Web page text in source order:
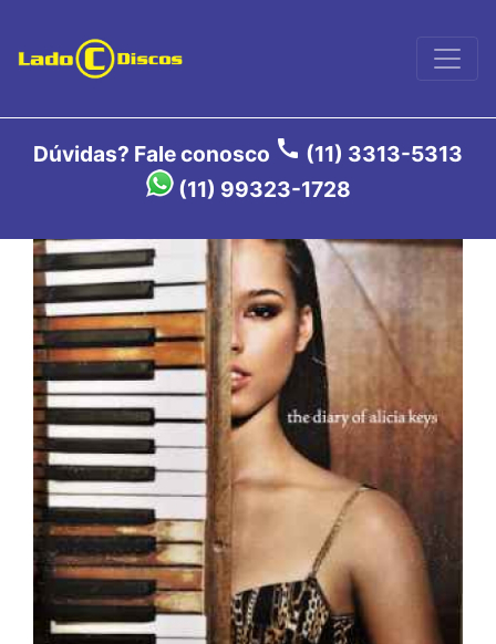
Dúvidas? Fale conosco call (11) 3313-5313
(11) 99323-1728